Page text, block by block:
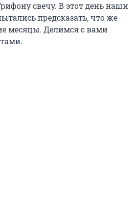
свечу. В этот день наши
предсказать, что же
месяцы. Делимся с вами